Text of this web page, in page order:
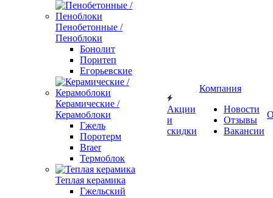
Пенобетонные /
Пеноблоки
Бонолит
Поритеп
Егорьевские
Керамические /
Керамоблоки
Гжель
Поротерм
Braer
Термоблок
Теплая керамика
Гжельский
Акции
и
скидки
Компания
Новости
Отзывы
Вакансии